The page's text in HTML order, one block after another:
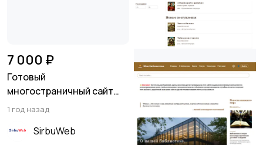
7 000 ₽
Готовый
многостраничный сайт
ремонт квартир
1 год назад
SirbuWeb